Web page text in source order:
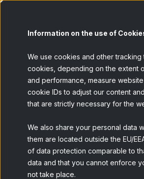
Information on the use of
We use cookies and other
cookies, depending on the extent
and performance, measure
cookie IDs to adjust our content
that are strictly necessary for the
We also share your personal data
them are located outside the EU/
of data protection comparable to
data and that you cannot enforce
not take place.